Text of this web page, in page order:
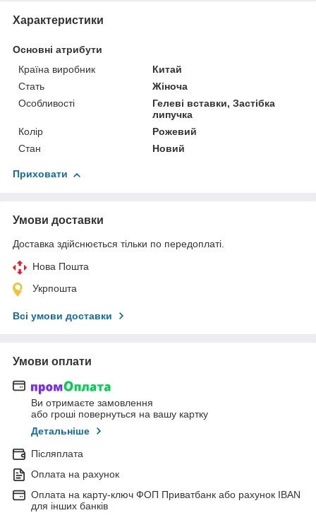
Характеристики
Основні атрибути
Країна виробник
Китай
Стать
Жіноча
Особливості
Гелеві вставки, Застібка
липучка
Колір
Рожевий
Стан
Новий
Приховати
Умови доставки
Доставка здійснюється тільки по передоплаті.
Нова Пошта
Укрпошта
Всі умови доставки
Умови оплати
Ви отримаєте замовлення
або гроші повернуться на вашу картку
Детальніше
Післяплата
Оплата на рахунок
Оплата на карту-ключ ФОП Приватбанк або рахунок IBAN
для інших банків